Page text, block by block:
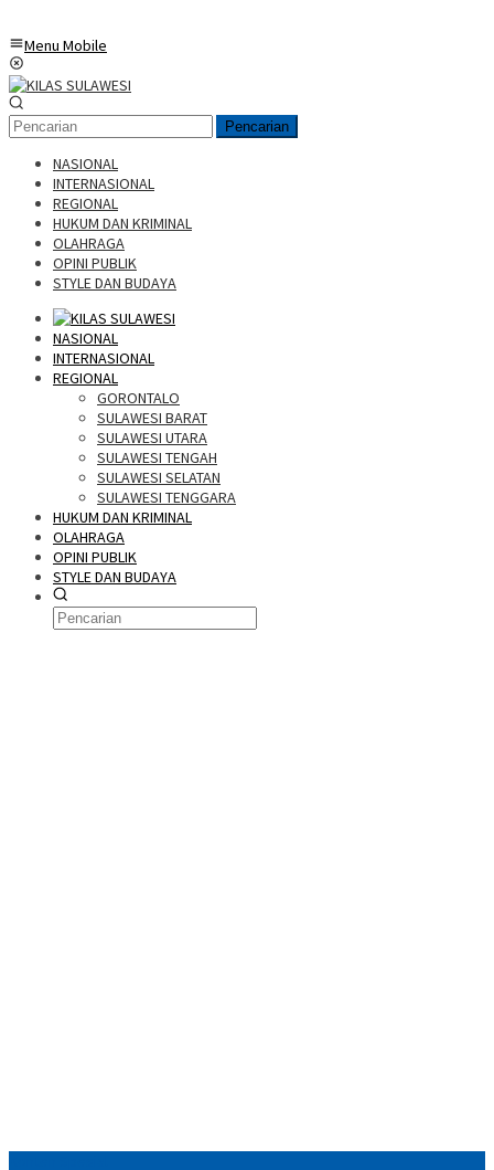
Menu Mobile
Pencarian
NASIONAL
INTERNASIONAL
REGIONAL
HUKUM DAN KRIMINAL
OLAHRAGA
OPINI PUBLIK
STYLE DAN BUDAYA
NASIONAL
INTERNASIONAL
REGIONAL
GORONTALO
SULAWESI BARAT
SULAWESI UTARA
SULAWESI TENGAH
SULAWESI SELATAN
SULAWESI TENGGARA
HUKUM DAN KRIMINAL
OLAHRAGA
OPINI PUBLIK
STYLE DAN BUDAYA